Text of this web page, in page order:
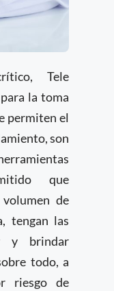
Tele
la toma
permiten el
son
que
de
tengan las
y brindar
todo, a
riesgo de